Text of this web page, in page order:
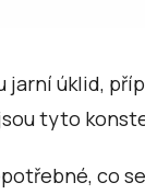
jarní úklid,
tyto
co